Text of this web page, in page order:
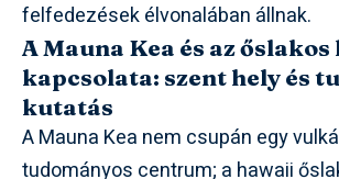
felfedezések élvonalában állnak.
A Mauna Kea és az
kapcsolata: szent hely és
kutatás
A Mauna Kea nem csupán egy
tudományos centrum; a hawaii